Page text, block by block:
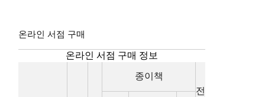
온라인 서점 구매
온라인 서점 구매 정보
종이책
전